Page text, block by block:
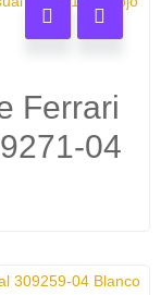
Ferrari
04